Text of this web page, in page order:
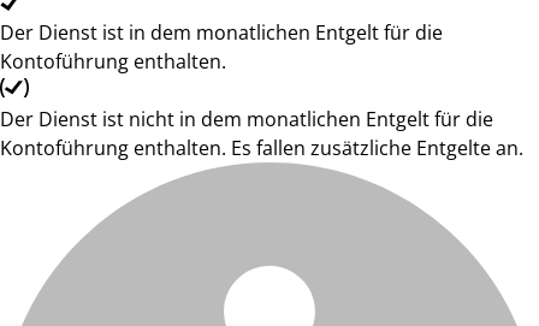
Der Dienst ist in dem monatlichen Entgelt für die
Kontoführung enthalten.
Der Dienst ist nicht in dem monatlichen Entgelt für die
Kontoführung enthalten. Es fallen zusätzliche Entgelte an.